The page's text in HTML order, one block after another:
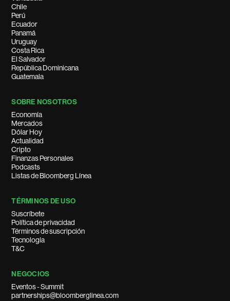
Chile
Perú
Ecuador
Panamá
Uruguay
Costa Rica
El Salvador
República Dominicana
Guatemala
SOBRE NOSOTROS
Economía
Mercados
Dólar Hoy
Actualidad
Cripto
Finanzas Personales
Podcasts
Listas de Bloomberg Línea
TÉRMINOS DE USO
Suscríbete
Política de privacidad
Términos de suscripción
Tecnología
T&C
NEGOCIOS
Eventos - Summit
partnerships@bloomberglinea.com